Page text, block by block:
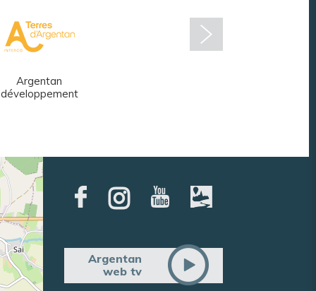
Argentan
développement
Argentan
web tv